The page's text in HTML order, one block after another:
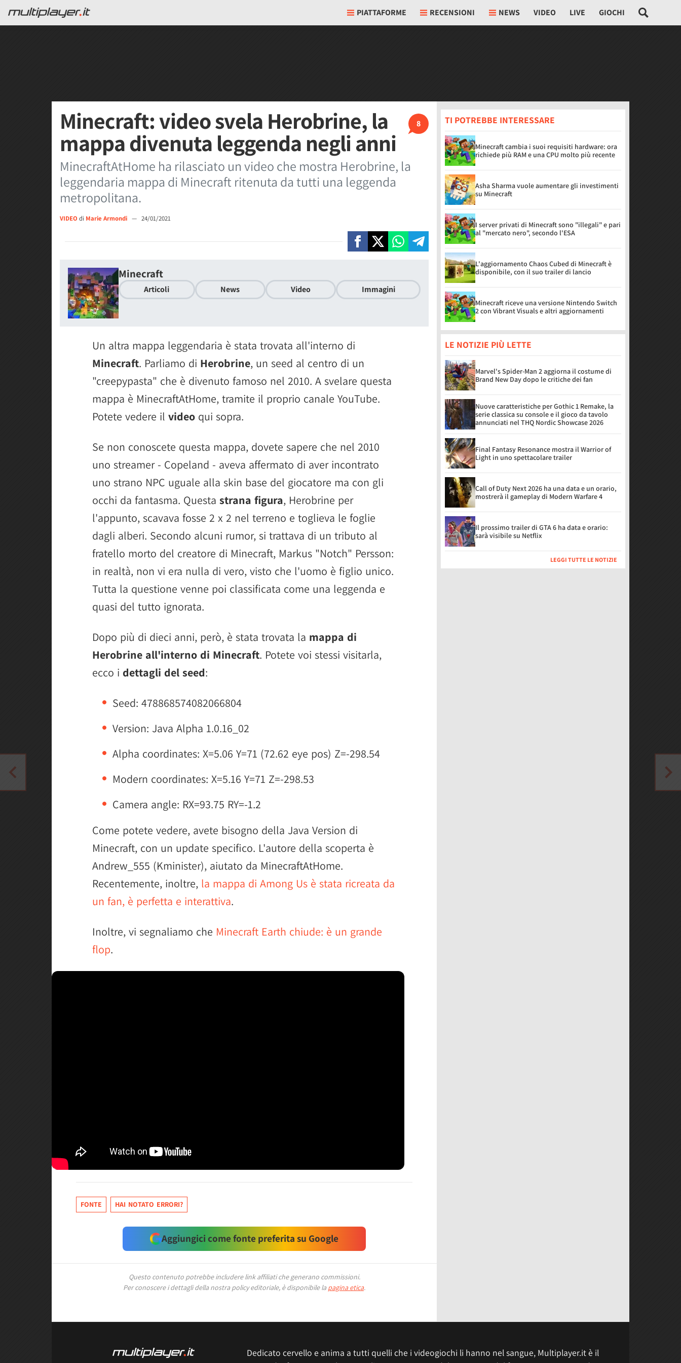
PIATTAFORME RECENSIONI NEWS VIDEO LIVE GIOCHI
8
Minecraft: video svela Herobrine, la
mappa divenuta leggenda negli anni
MinecraftAtHome ha rilasciato un video che mostra Herobrine, la
leggendaria mappa di Minecraft ritenuta da tutti una leggenda
metropolitana.
VIDEO di Marie Armondi — 24/01/2021
Minecraft
Articoli News Video Immagini
Un altra mappa leggendaria è stata trovata all'interno di
Minecraft. Parliamo di Herobrine, un seed al centro di un
"creepypasta" che è divenuto famoso nel 2010. A svelare questa
mappa è MinecraftAtHome, tramite il proprio canale YouTube.
Potete vedere il video qui sopra.
Se non conoscete questa mappa, dovete sapere che nel 2010
uno streamer - Copeland - aveva affermato di aver incontrato
uno strano NPC uguale alla skin base del giocatore ma con gli
occhi da fantasma. Questa strana figura, Herobrine per
l'appunto, scavava fosse 2 x 2 nel terreno e toglieva le foglie
dagli alberi. Secondo alcuni rumor, si trattava di un tributo al
fratello morto del creatore di Minecraft, Markus "Notch" Persson:
in realtà, non vi era nulla di vero, visto che l'uomo è figlio unico.
Tutta la questione venne poi classificata come una leggenda e
quasi del tutto ignorata.
Dopo più di dieci anni, però, è stata trovata la mappa di
Herobrine all'interno di Minecraft. Potete voi stessi visitarla,
ecco i dettagli del seed:
Seed: 478868574082066804
Version: Java Alpha 1.0.16_02
Alpha coordinates: X=5.06 Y=71 (72.62 eye pos) Z=-298.54
Modern coordinates: X=5.16 Y=71 Z=-298.53
Camera angle: RX=93.75 RY=-1.2
Come potete vedere, avete bisogno della Java Version di
Minecraft, con un update specifico. L'autore della scoperta è
Andrew_555 (Kminister), aiutato da MinecraftAtHome.
Recentemente, inoltre, la mappa di Among Us è stata ricreata da
un fan, è perfetta e interattiva.
Inoltre, vi segnaliamo che Minecraft Earth chiude: è un grande
flop.
FONTE HAI NOTATO ERRORI?
Aggiungici come fonte preferita su Google
Questo contenuto potrebbe includere link affiliati che generano commissioni.
Per conoscere i dettagli della nostra policy editoriale, è disponibile la pagina etica.
TI POTREBBE INTERESSARE
Minecraft cambia i suoi requisiti hardware: ora
richiede più RAM e una CPU molto più recente
Asha Sharma vuole aumentare gli investimenti
su Minecraft
I server privati di Minecraft sono "illegali" e pari
al "mercato nero", secondo l'ESA
L'aggiornamento Chaos Cubed di Minecraft è
disponibile, con il suo trailer di lancio
Minecraft riceve una versione Nintendo Switch
2 con Vibrant Visuals e altri aggiornamenti
LE NOTIZIE PIÙ LETTE
Marvel's Spider-Man 2 aggiorna il costume di
Brand New Day dopo le critiche dei fan
Nuove caratteristiche per Gothic 1 Remake, la
serie classica su console e il gioco da tavolo
annunciati nel THQ Nordic Showcase 2026
Final Fantasy Resonance mostra il Warrior of
Light in uno spettacolare trailer
Call of Duty Next 2026 ha una data e un orario,
mostrerà il gameplay di Modern Warfare 4
Il prossimo trailer di GTA 6 ha data e orario:
sarà visibile su Netflix
LEGGI TUTTE LE NOTIZIE
Dedicato cervello e anima a tutti quelli che i videogiochi li hanno nel sangue, Multiplayer.it è il